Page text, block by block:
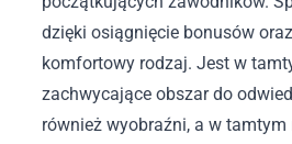
dzięki osiągnięcie bonusów
komfortowy rodzaj. Jest w
zachwycające obszar do
również wyobraźni, a w